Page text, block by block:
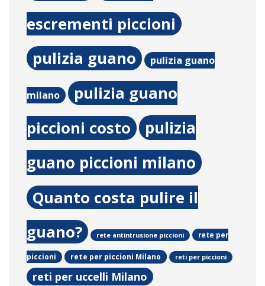
escrementi piccioni
pulizia guano pulizia guano
milano
pulizia guano
piccioni costo
pulizia
guano piccioni milano
Quanto costa pulire il
guano?
rete antintrusione piccioni rete per
piccioni rete per piccioni Milano reti per piccioni
reti per uccelli Milano